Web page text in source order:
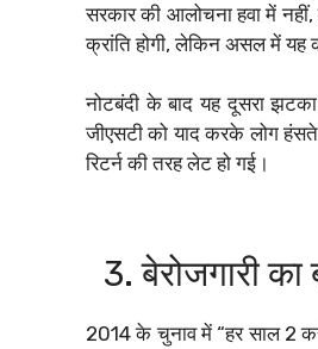
सरकार की आलोचना हवा में
क्रांति होगी, लेकिन असल में यह
नोटबंदी के बाद यह दूसरा
जीएसटी को याद करके लोग
रिटर्न की तरह लेट हो गई।
3. बेरोजगारी
2014 के चुनाव में “हर साल 2